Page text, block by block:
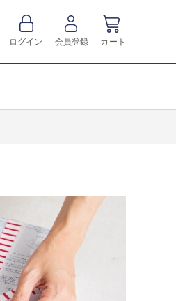
ログイン 会員登録 カート